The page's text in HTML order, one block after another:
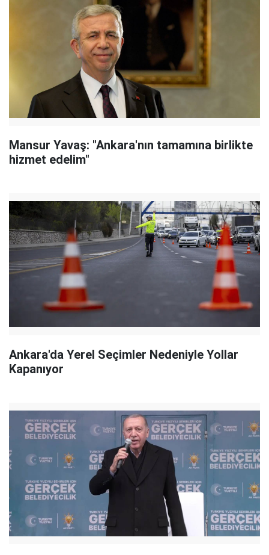
Mansur Yavaş: "Ankara'nın tamamına birlikte
hizmet edelim"
Ankara'da Yerel Seçimler Nedeniyle Yollar
Kapanıyor